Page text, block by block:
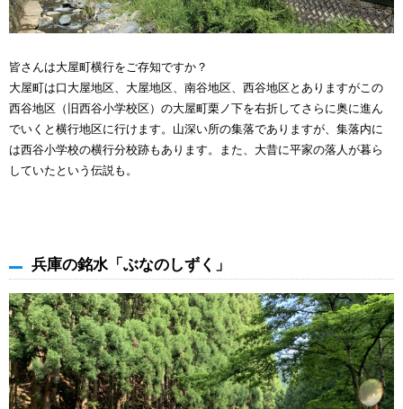
皆さんは大屋町横行をご存知ですか？
大屋町は口大屋地区、大屋地区、南谷地区、西谷地区とありますがこの
西谷地区（旧西谷小学校区）の大屋町栗ノ下を右折してさらに奥に進ん
でいくと横行地区に行けます。山深い所の集落でありますが、集落内に
は西谷小学校の横行分校跡もあります。また、大昔に平家の落人が暮ら
していたという伝説も。
兵庫の銘水「ぶなのしずく」